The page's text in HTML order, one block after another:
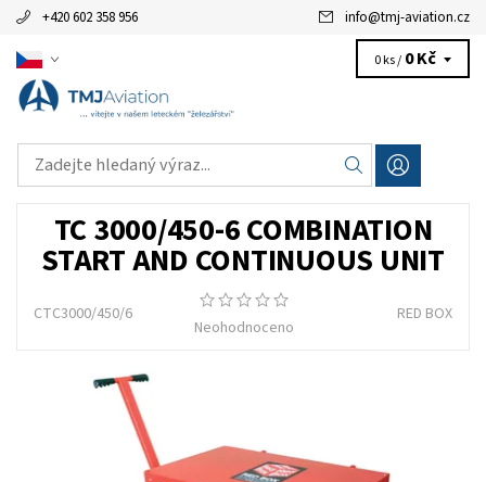
+420 602 358 956 info@tmj-aviation.cz
0 ks / 0 Kč
TC 3000/450-6 COMBINATION
START AND CONTINUOUS UNIT
CTC3000/450/6
Neohodnoceno
RED BOX